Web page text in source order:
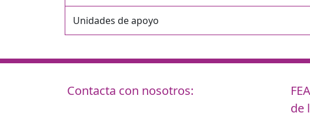
Unidades de apoyo
Contacta con nosotros:
de